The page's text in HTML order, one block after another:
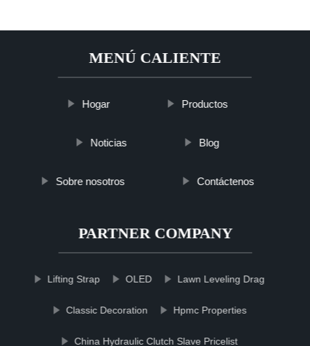
MENÚ CALIENTE
Hogar Productos
Noticias Blog
Sobre nosotros Contáctenos
PARTNER COMPANY
Lifting Strap OLED Lawn Leveling Drag
Classic Decoration Hpmc Properties
China Hydraulic Clutch Slave Pricelist